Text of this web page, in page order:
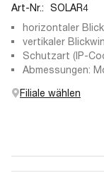
Art-Nr.: SOLAR4
horizontaler
vertikaler
Schutzart (IP-
Abmessungen:
Filiale wählen